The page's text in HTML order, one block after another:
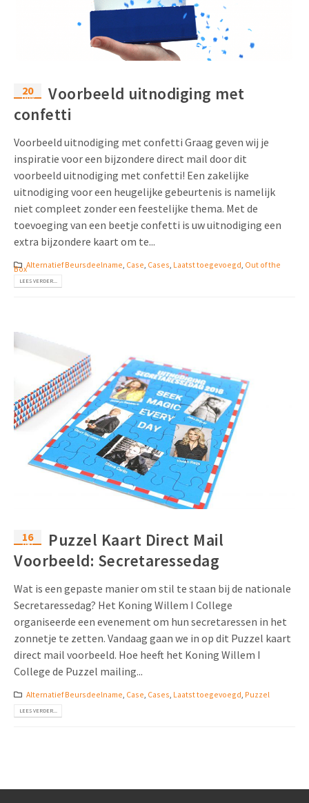
20
nov
Voorbeeld uitnodiging met
confetti
Voorbeeld uitnodiging met confetti Graag geven wij je
inspiratie voor een bijzondere direct mail door dit
voorbeeld uitnodiging met confetti! Een zakelijke
uitnodiging voor een heugelijke gebeurtenis is namelijk
niet compleet zonder een feestelijke thema. Met de
toevoeging van een beetje confetti is uw uitnodiging een
extra bijzondere kaart om te...
Alternatief Beursdeelname Case Cases Laatst toegevoegd Out of the
Box
LEES VERDER...
16
okt
Puzzel Kaart Direct Mail
Voorbeeld: Secretaressedag
Wat is een gepaste manier om stil te staan bij de nationale
Secretaressedag? Het Koning Willem I College
organiseerde een evenement om hun secretaressen in het
zonnetje te zetten. Vandaag gaan we in op dit Puzzel kaart
direct mail voorbeeld. Hoe heeft het Koning Willem I
College de Puzzel mailing...
Alternatief Beursdeelname, Case, Cases, Laatst toegevoegd, Puzzel
LEES VERDER...